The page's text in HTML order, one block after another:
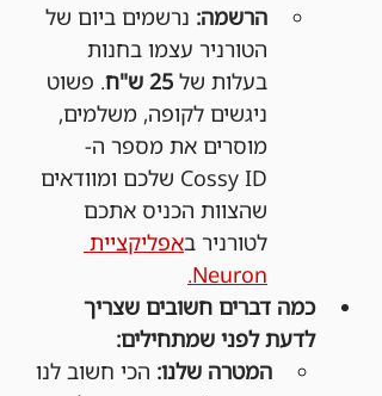
הרשמה: נרשמים ביום של
הטורניר עצמו בחנות
בעלות של 25 ש"ח
. פשוט
ניגשים לקופה, משלמים,
מוסרים את מספר ה-
Cossy ID שלכם ומוודאים
שהצוות הכניס אתכם
לטורניר באפליקציית
Neuron.
כמה דברים חשובים שצריך
לדעת לפני שמתחילים:
המטרה שלנו: הכי חשוב לנו